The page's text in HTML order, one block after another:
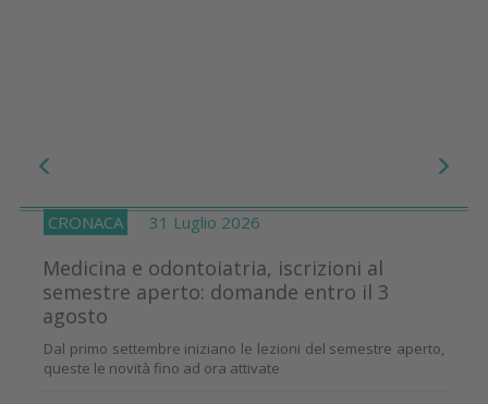
CRONACA 31 Luglio 2026
Medicina e odontoiatria, iscrizioni al
semestre aperto: domande entro il 3
agosto
Dal primo settembre iniziano le lezioni del semestre aperto,
queste le novità fino ad ora attivate